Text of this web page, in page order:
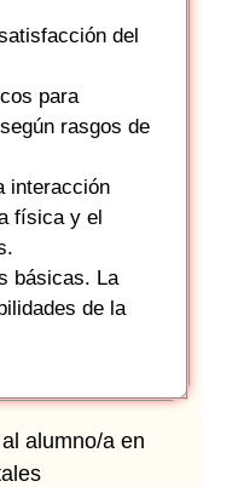
del
para
rasgos de
interacción
física y el
básicas. La
de la
alumno/a en